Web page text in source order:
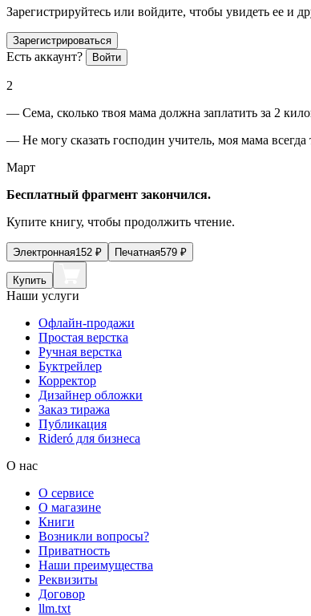
Зарегистрируйтесь или войдите, чтобы увидеть ее и
Зарегистрироваться
Есть аккаунт? Войти
2
— Сема, сколько твоя мама должна заплатить за 2
— Не могу сказать господин учитель, моя мама всегда
Март
Бесплатный фрагмент закончился.
Купите книгу, чтобы продолжить чтение.
Электронная152 ₽ Печатная579 ₽
Купить
Наши услуги
Офлайн-продажи
Простая верстка
Ручная верстка
Буктрейлер
Корректор
Дизайнер обложки
Заказ тиража
Публикация
Rideró для бизнеса
О нас
О сервисе
О магазине
Книги
Возникли вопросы?
Приватность
Наши преимущества
Реквизиты
Договор
llm.txt